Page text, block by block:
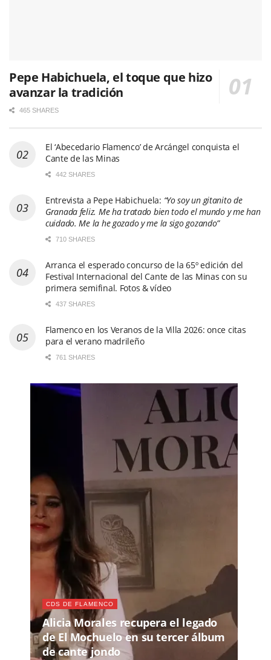
Pepe Habichuela, el toque que hizo
avanzar la tradición
465 SHARES
El ‘Abecedario Flamenco’ de Arcángel conquista el
Cante de las Minas
442 SHARES
Entrevista a Pepe Habichuela: “Yo soy un gitanito de
Granada feliz. Me ha tratado bien todo el mundo y me han
cuidado. Me la he gozado y me la sigo gozando”
710 SHARES
Arranca el esperado concurso de la 65º edición del
Festival Internacional del Cante de las Minas con su
primera semifinal. Fotos & vídeo
437 SHARES
Flamenco en los Veranos de la Villa 2026: once citas
para el verano madrileño
761 SHARES
CDS DE FLAMENCO
Alicia Morales recupera el legado
de El Mochuelo en su tercer álbum
de cante jondo